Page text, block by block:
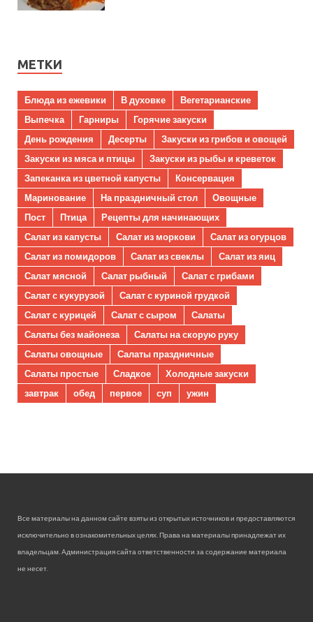
МЕТКИ
Блюда из ежевики В духовке
Вегетарианские
Выпечка
Гарниры
Горячие закуски
День рождения
Десерты
Закуски из грибов и овощей
Закуски из мяса и птицы
Закуски из рыбы и креветок
Запеканка из цветной капусты
Консервация
Маринование
На праздничный стол
Овощные
Пост
Птица
Рецепты для начинающих
Салат из капусты
Салат из моркови
Салат из огурцов
Салат из помидоров
Салат из свеклы
Салат из яиц
Салат мясной
Салат рыбный
Салат с грибами
Салат с кукурузой
Салат с куриной грудкой
Салат с курицей
Салат с сыром
Салаты
Салаты без майонеза
Салаты на скорую руку
Салаты овощные
Салаты праздничные
Салаты простые
Сладкое
Холодные закуски
завтрак
обед первое суп ужин
Все материалы на данном сайте взяты из открытых источников и предоставляются
исключительно в ознакомительных целях. Права на материалы принадлежат их
владельцам. Администрация сайта ответственности за содержание материала
не несет.